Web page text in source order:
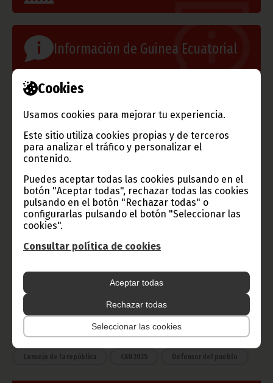
Cookies
Usamos cookies para mejorar tu experiencia.
Este sitio utiliza cookies propias y de terceros
para analizar el tráfico y personalizar el
contenido.
Puedes aceptar todas las cookies pulsando en el
botón "Aceptar todas", rechazar todas las cookies
pulsando en el botón "Rechazar todas" o
configurarlas pulsando el botón "Seleccionar las
cookies".
Consultar política de cookies
Aceptar todas
Rechazar todas
Seleccionar las cookies
Información de Guinea Ecuatorial
Radio Nacional de Guinea
Ecuatorial
Haz click aquí para escuchar ahora
CATEGORÍAS
Noticias Gobierno
Presidencia
África
Deportes Vicepresidencia
COVID-19
Economía Gente GE 50 Aniversario Independencia
CongresoPDGE FIJA Bielorrusia
Consejo de la república CAN 2025 Defensor del pueblo